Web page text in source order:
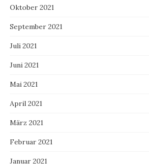
Oktober 2021
September 2021
Juli 2021
Juni 2021
Mai 2021
April 2021
März 2021
Februar 2021
Januar 2021